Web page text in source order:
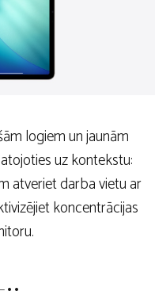
logiem un jaunām
uz kontekstu:
atveriet darba vietu ar
koncentrācijas